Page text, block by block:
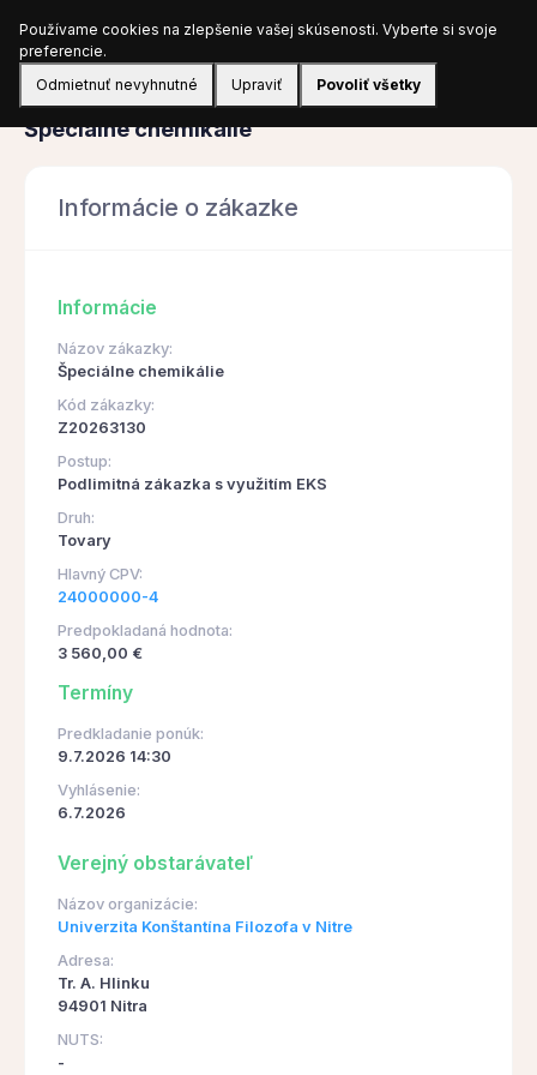
Prihlásiť sa
Obstarávanie
Špeciálne chemikálie
Informácie o zákazke
Informácie
Názov zákazky:
Špeciálne chemikálie
Kód zákazky:
Z20263130
Postup:
Podlimitná zákazka s využitím EKS
Druh:
Tovary
Hlavný CPV:
24000000-4
Predpokladaná hodnota:
3 560,00 €
Termíny
Predkladanie ponúk:
9.7.2026 14:30
Vyhlásenie:
6.7.2026
Verejný obstarávateľ
Názov organizácie:
Univerzita Konštantína Filozofa v Nitre
Adresa:
Tr. A. Hlinku
94901 Nitra
NUTS:
-
Používame cookies na zlepšenie vašej skúsenosti. Vyberte si svoje
preferencie.
Odmietnuť nevyhnutné
Upraviť Povoliť všetky